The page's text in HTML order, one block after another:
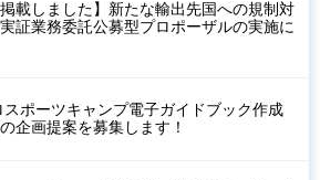
掲載しました】新たな輸出先国への規制対
証業務委託公募型プロポーザルの実施に
ポーツキャンプ電子ガイドブック作成
企画提案を募集します！